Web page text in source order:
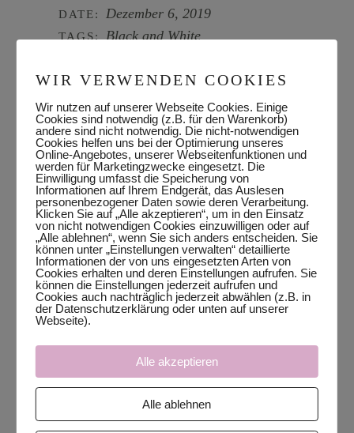
DATE: Dezember 6, 2019
TAGS: Black and White
folge oder schreibe mir
WIR VERWENDEN COOKIES
Wir nutzen auf unserer Webseite Cookies. Einige
Cookies sind notwendig (z.B. für den Warenkorb)
andere sind nicht notwendig. Die nicht-notwendigen
Cookies helfen uns bei der Optimierung unseres
Online-Angebotes, unserer Webseitenfunktionen und
werden für Marketingzwecke eingesetzt. Die
Einwilligung umfasst die Speicherung von
Informationen auf Ihrem Endgerät, das Auslesen
personenbezogener Daten sowie deren Verarbeitung.
Klicken Sie auf „Alle akzeptieren“, um in den Einsatz
von nicht notwendigen Cookies einzuwilligen oder auf
„Alle ablehnen“, wenn Sie sich anders entscheiden. Sie
können unter „Einstellungen verwalten“ detaillierte
Informationen der von uns eingesetzten Arten von
Cookies erhalten und deren Einstellungen aufrufen. Sie
können die Einstellungen jederzeit aufrufen und
Cookies auch nachträglich jederzeit abwählen (z.B. in
der Datenschutzerklärung oder unten auf unserer
Webseite).
Alle akzeptieren
Alle ablehnen